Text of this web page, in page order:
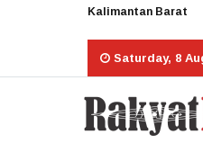
Kalimantan Barat
Saturday, 8